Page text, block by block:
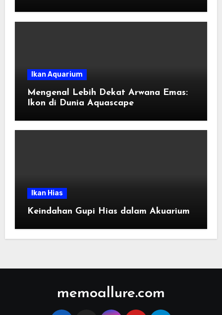
Ikan Aquarium
Mengenal Lebih Dekat Arwana Emas:
Ikon di Dunia Aquascape
Ikan Hias
Keindahan Gupi Hias dalam Akuarium
memoallure.com